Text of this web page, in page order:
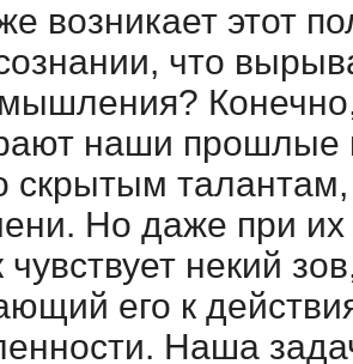
возникает этот
что
наши прошлые
скрытым
Но даже при их
чувствует некий
его к
Наша